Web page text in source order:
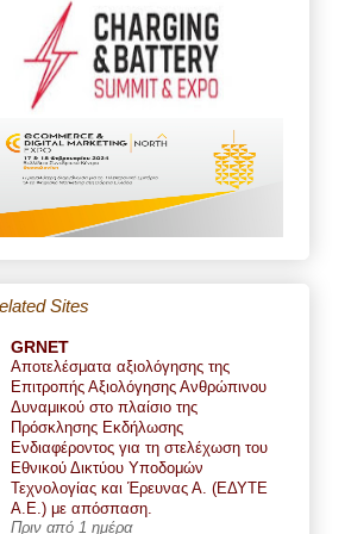
Sites
GRNET
Αποτελέσματα αξιολόγησης της
Επιτροπής Αξιολόγησης Ανθρώπινου
Δυναμικού στο πλαίσιο της
Πρόσκλησης Εκδήλωσης
Ενδιαφέροντος για τη στελέχωση του
Εθνικού Δικτύου Υποδομών
Τεχνολογίας και Έρευνας Α. (ΕΔΥΤΕ
Α.Ε.) με απόσπαση.
Πριν από 1 ημέρα